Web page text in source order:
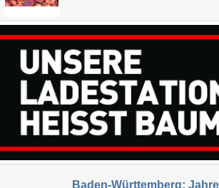
Baden-Württemberg: